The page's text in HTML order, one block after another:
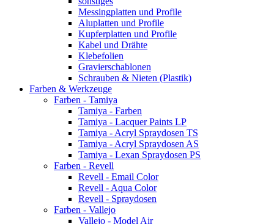
Messingplatten und Profile
Aluplatten und Profile
Kupferplatten und Profile
Kabel und Drähte
Klebefolien
Gravierschablonen
Schrauben & Nieten (Plastik)
Farben & Werkzeuge
Farben - Tamiya
Tamiya - Farben
Tamiya - Lacquer Paints LP
Tamiya - Acryl Spraydosen TS
Tamiya - Acryl Spraydosen AS
Tamiya - Lexan Spraydosen PS
Farben - Revell
Revell - Email Color
Revell - Aqua Color
Revell - Spraydosen
Farben - Vallejo
Vallejo - Model Air